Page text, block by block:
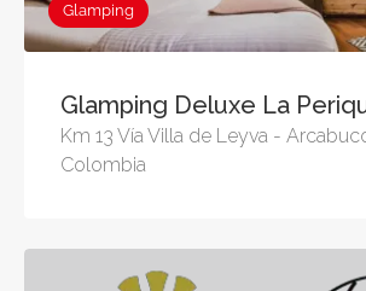
Glamping
Glamping Deluxe La
Km 13 Vía Villa de Leyva -
Colombia